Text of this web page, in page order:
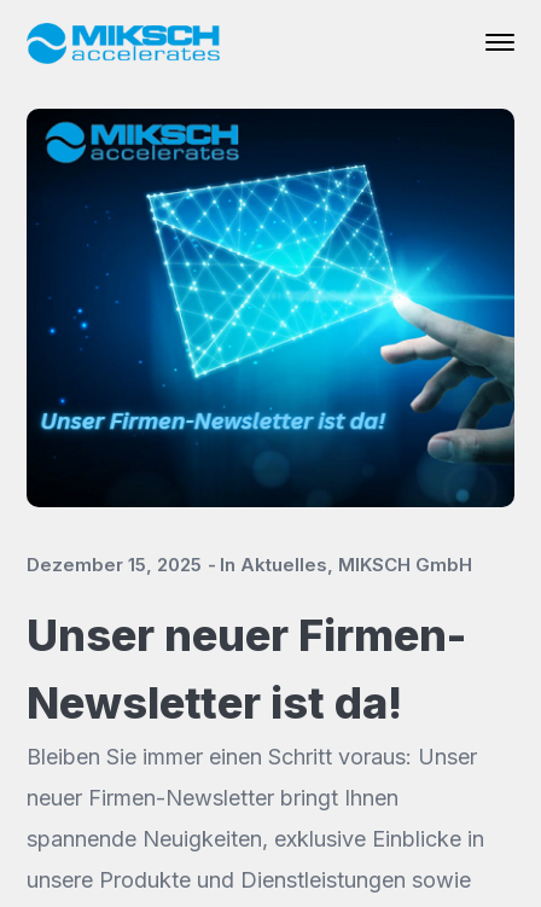
Dezember 15, 2025 In Aktuelles, MIKSCH GmbH
Unser neuer Firmen-
Newsletter ist da!
Bleiben Sie immer einen Schritt voraus: Unser
neuer Firmen-Newsletter bringt Ihnen
spannende Neuigkeiten, exklusive Einblicke in
unsere Produkte und Dienstleistungen sowie